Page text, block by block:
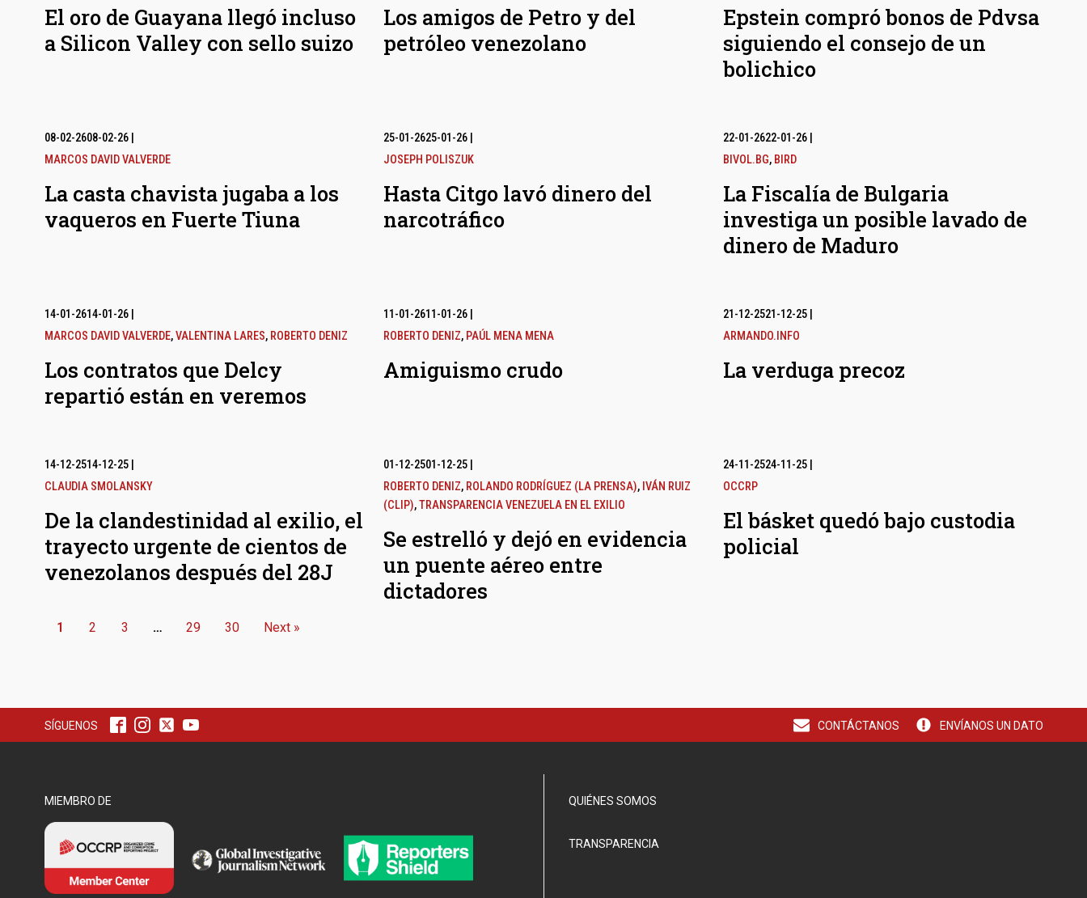
El oro de Guayana llegó incluso
a Silicon Valley con sello suizo
Los amigos de Petro y del
petróleo venezolano
Epstein compró bonos de Pdvsa
siguiendo el consejo de un
bolichico
08-02-2608-02-26|
MARCOS DAVID VALVERDE
La casta chavista jugaba a los
vaqueros en Fuerte Tiuna
25-01-2625-01-26
JOSEPH POLISZUK
Hasta Citgo lavó dinero del
narcotráfico
22-01-2622-01-26|
BIVOL.BG, BIRD
La Fiscalía de Bulgaria
investiga un posible lavado de
dinero de Maduro
14-01-2614-01-26|
MARCOS DAVID VALVERDE,VALENTINA LARES, ROBERTO DENIZ
Los contratos que Delcy
repartió están en veremos
11-01-2611-01-26
ROBERTO DENIZ, PAÚL MENA MENA
Amiguismo crudo
21-12-2521-12-25|
ARMANDO.INFO
La verduga precoz
14-12-2514-12-25|
CLAUDIA SMOLANSKY
De la clandestinidad al exilio, el
trayecto urgente de cientos de
venezolanos después del 28J
01-12-2501-12-25
ROBERTO DENIZ, ROLANDO RODRÍGUEZ (LA PRENSA), IVÁN RUIZ
(CLIP),TRANSPARENCIA VENEZUELA EN EL EXILIO
Se estrelló y dejó en evidencia
un puente aéreo entre
dictadores
24-11-2524-11-25|
OCCRP
El básket quedó bajo custodia
policial
1 2 3 … 29 30 Next »
SÍGUENOS CONTÁCTANOS ENVÍANOS UN DATO
MIEMBRO DE QUIÉNES SOMOS
TRANSPARENCIA